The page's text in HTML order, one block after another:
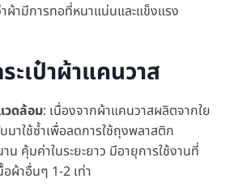
ผ้ามีการทอที่หนาแน่นและแข็งแรง
ะเป๋าผ้าแคนวาส
วดล้อม: เนื่องจากผ้าแคนวาสผลิตจากใย
มาใช้ซ้ำเพื่อลดการใช้ถุงพลาสติก
าน คุ้มค่าในระยะยาว มีอายุการใช้งานที่
ผ้าอื่นๆ 1-2 เท่า